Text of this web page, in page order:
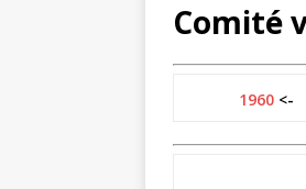
Comité
1960 <-